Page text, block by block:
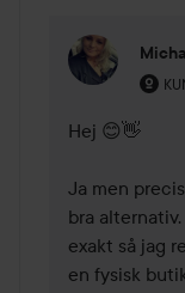
Hej 😊👋
Ja men
bra
exakt så jag
en fysisk